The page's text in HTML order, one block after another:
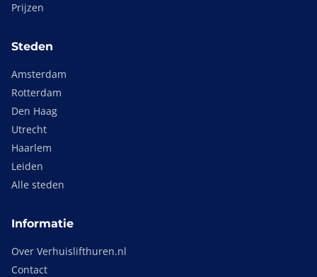
Prijzen
Steden
Amsterdam
Rotterdam
Den Haag
Utrecht
Haarlem
Leiden
Alle steden
Informatie
Over Verhuislifthuren.nl
Contact